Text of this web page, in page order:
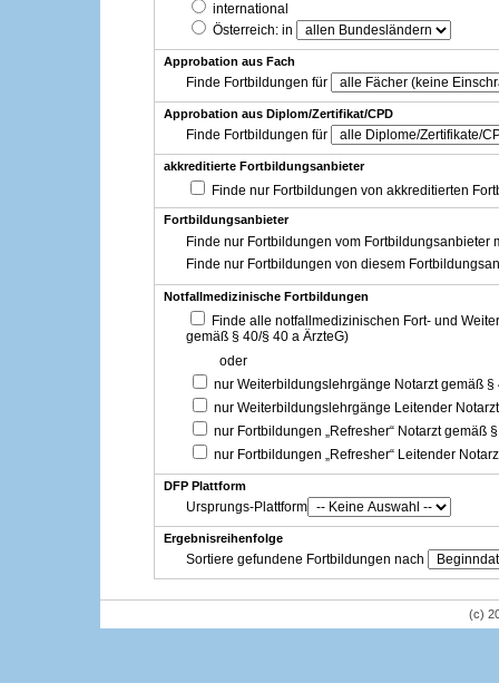
international
Österreich: in
Approbation aus Fach
Finde Fortbildungen für
Approbation aus Diplom/Zertifikat/CPD
Finde Fortbildungen für
akkreditierte Fortbildungsanbieter
Finde nur Fortbildungen von akkreditierten
Fortbildungsanbieter
Finde nur Fortbildungen vom Fortbildungsanbieter
Finde nur Fortbildungen von diesem
Notfallmedizinische Fortbildungen
Finde alle notfallmedizinischen Fort- und
gemäß § 40/§ 40 a ÄrzteG)
oder
nur Weiterbildungslehrgänge Notarzt gemäß §
nur Weiterbildungslehrgänge Leitender
nur Fortbildungen „Refresher“ Notarzt gemäß
nur Fortbildungen „Refresher“ Leitender
DFP Plattform
Ursprungs-Plattform
Ergebnisreihenfolge
Sortiere gefundene Fortbildungen nach
(c)